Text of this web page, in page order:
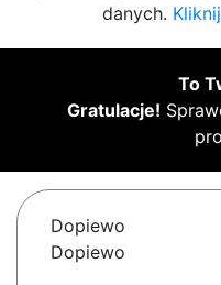
danych.
To
Gratulacje!
Dopiewo
Dopiewo